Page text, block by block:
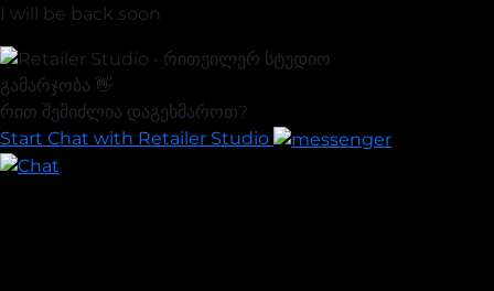
I will be back soon
გამარჯობა 👋
რით შემიძლია დაგეხმაროთ?
Start Chat with Retailer Studio